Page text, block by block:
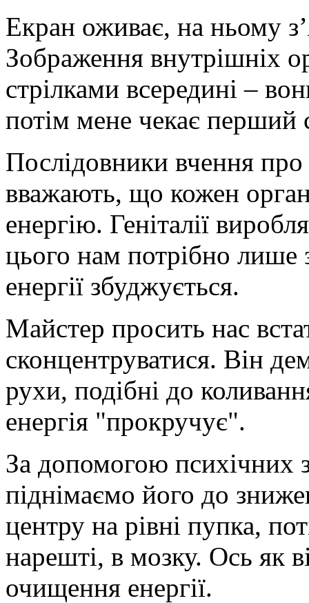
Екран оживає, на ньому
Зображення внутрішніх
стрілками всередині –
потім мене чекає перший
Послідовники вчення
вважають, що кожен
енергію. Геніталії
цього нам потрібно лише
енергії збуджується.
Майстер просить нас
сконцентруватися. Він
рухи, подібні до
енергія "прокручує".
За допомогою психічних
піднімаємо його до
центру на рівні пупка,
нарешті, в мозку. Ось як
очищення енергії.